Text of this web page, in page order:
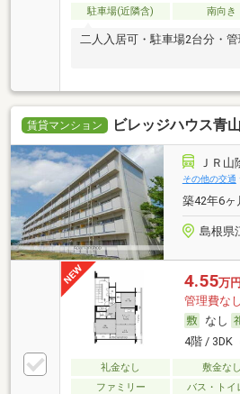
駐車場(近隣含) 南向き
二人入居可・駐車場2台分・管
賃貸マンション ビレッジハウス青
ＪＲ山
その他の交通
築42年6ヶ
島根県
4.55万円
管理費なし
なし
4階 / 3DK
礼金なし 敷金なし
ファミリー
バス・トイ